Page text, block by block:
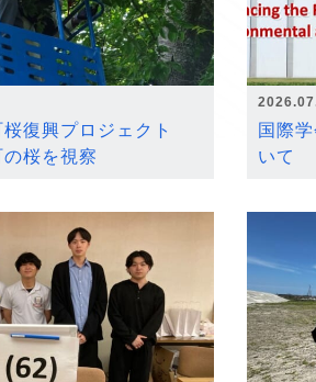
桜復興プロジェクト
桜を視察
国際
いて